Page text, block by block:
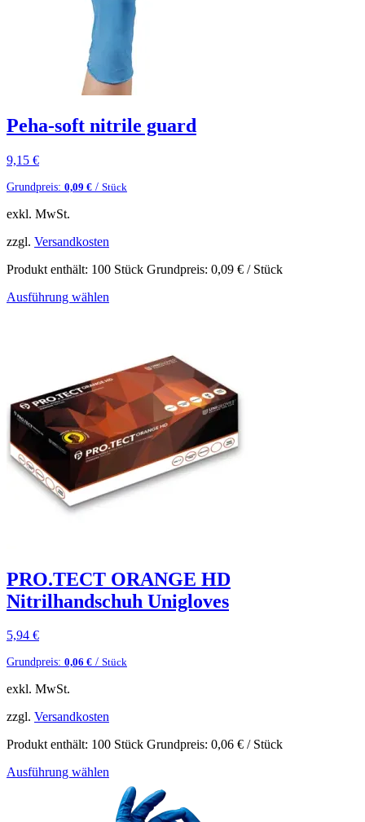
Peha-soft nitrile guard
9,15 €
Grundpreis: 0,09 € / Stück
exkl. MwSt.
zzgl. Versandkosten
Produkt enthält: 100 Stück Grundpreis: 0,09 € / Stück
Ausführung wählen
PRO.TECT ORANGE HD
Nitrilhandschuh Unigloves
5,94 €
Grundpreis: 0,06 € / Stück
exkl. MwSt.
zzgl. Versandkosten
Produkt enthält: 100 Stück Grundpreis: 0,06 € / Stück
Ausführung wählen